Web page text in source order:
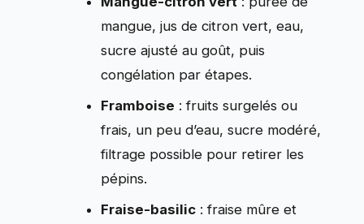
mangue, jus de citron vert, eau,
sucre ajusté au goût, puis
congélation par étapes.
Framboise : fruits surgelés ou
frais, un peu d’eau, sucre modéré,
filtrage possible pour retirer les
pépins.
Fraise-basilic : fraise mûre et